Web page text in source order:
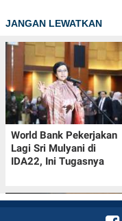
JANGAN LEWATKAN
World Bank Pekerjakan
Lagi Sri Mulyani di
IDA22, Ini Tugasnya